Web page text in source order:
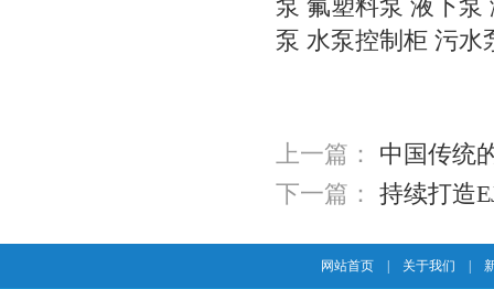
泵 氟塑料泵 液下泵
泵 水泵控制柜 污水
上一篇： 中国传统
下一篇： 持续打造
网站首页 关于我们